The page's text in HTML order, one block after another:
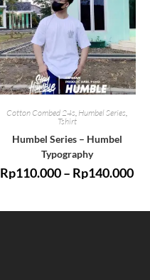
Cotton Combed 24s, Humbel Series,
Tshirt
Humbel Series – Humbel
Typography
Rp110.000– Rp140.000